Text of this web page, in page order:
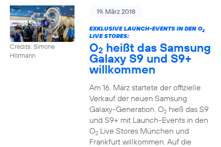
Credits: Simone
Hörmann
19. März 2018
EXKLUSIVE LAUNCH-EVENTS IN DEN O2
LIVE STORES:
O2 heißt das Samsung
Galaxy S9 und S9+
willkommen
Am 16. März startete der offizielle
Verkauf der neuen Samsung
Galaxy-Generation. O2hieß das S9
und S9+ mit Launch-Events in den
O2Live Stores München und
Frankfurt willkommen. Auf die